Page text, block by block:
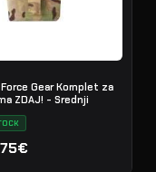
Gear Komplet za
ZDAJ! - Srednji